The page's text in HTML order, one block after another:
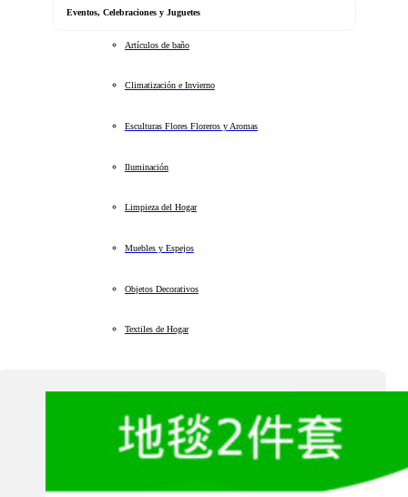
Eventos, Celebraciones y Juguetes
Artículos de baño
Climatización e Invierno
Esculturas Flores Floreros y Aromas
Iluminación
Limpieza del Hogar
Muebles y Espejos
Objetos Decorativos
Textiles de Hogar